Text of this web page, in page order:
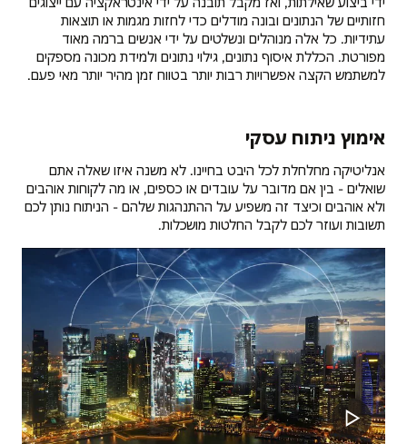
חזותיים של הנתונים ובונה מודלים כדי לחזות מגמות או תוצאות
עתידיות. כל אלה מנוהלים ונשלטים על ידי אנשים ברמה מאוד
מפורטת. הכללת איסוף נתונים, גילוי נתונים ולמידת מכונה מספקים
למשתמש הקצה אפשרויות רבות יותר בטווח זמן מהיר יותר מאי פעם.
אימוץ ניתוח עסקי
אנליטיקה מחלחלת לכל היבט בחיינו. לא משנה איזו שאלה אתם
שואלים - בין אם מדובר על עובדים או כספים, או מה לקוחות אוהבים
ולא אוהבים וכיצד זה משפיע על ההתנהגות שלהם - הניתוח נותן לכם
תשובות ועוזר לכם לקבל החלטות מושכלות.